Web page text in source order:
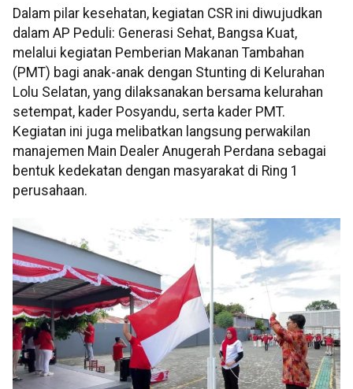
Dalam pilar kesehatan, kegiatan CSR ini diwujudkan
dalam AP Peduli: Generasi Sehat, Bangsa Kuat,
melalui kegiatan Pemberian Makanan Tambahan
(PMT) bagi anak-anak dengan Stunting di Kelurahan
Lolu Selatan, yang dilaksanakan bersama kelurahan
setempat, kader Posyandu, serta kader PMT.
Kegiatan ini juga melibatkan langsung perwakilan
manajemen Main Dealer Anugerah Perdana sebagai
bentuk kedekatan dengan masyarakat di Ring 1
perusahaan.